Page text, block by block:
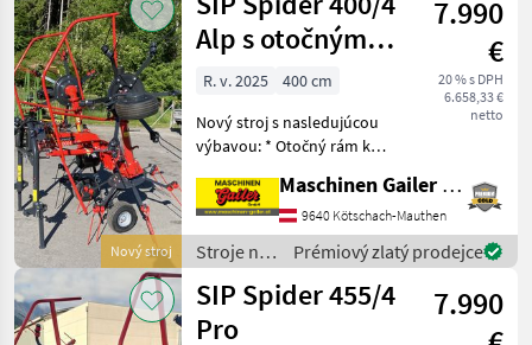
objemových
krmív /
SIP
Nový stroj
Alp s otočným
podstavcom
7.990
€
20 % s DPH
6.658,33 €
netto
R. v. 2025
400 cm
Nový stroj s nasledujúcou
výbavou: * Otočný rám kat.
Hriadeľ s preklzovou
spojkou * Hydraulické
zdvíhanie s jednoduchým
pôsobením * 4 rozmetá
Maschinen Gailer GmbH
9640 Kötschach-Mauthen
Stroje na
zber
objemových
krmív /
Prémiový zlatý prodejce
SIP Spider 455/4
Pro
7.990